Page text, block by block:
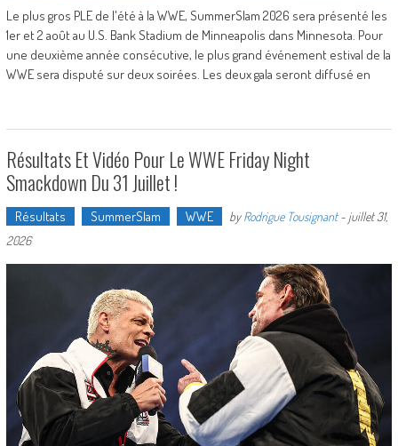
Le plus gros PLE de l'été à la WWE, SummerSlam 2026 sera présenté les
1er et 2 août au U.S. Bank Stadium de Minneapolis dans Minnesota. Pour
une deuxième année consécutive, le plus grand événement estival de la
WWE sera disputé sur deux soirées. Les deux gala seront diffusé en
Résultats Et Vidéo Pour Le WWE Friday Night
Smackdown Du 31 Juillet !
Résultats SummerSlam WWE byRodrigue Tousignant- juillet 31,
2026